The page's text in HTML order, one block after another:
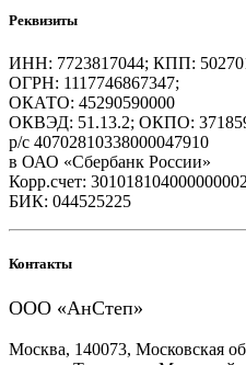
Реквизиты
ИНН: 7723817044; КПП:
ОГРН: 1117746867347;
ОКАТО: 45290590000
ОКВЭД: 51.13.2; ОКПО:
р/с 40702810338000047910
в ОАО «Сбербанк России»
Корр.счет:
БИК: 044525225
Контакты
ООО «АнСтеп»
Москва, 140073, Московская